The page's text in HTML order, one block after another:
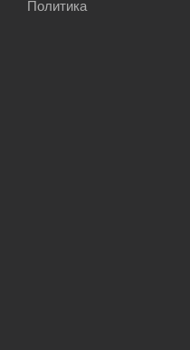
Политика